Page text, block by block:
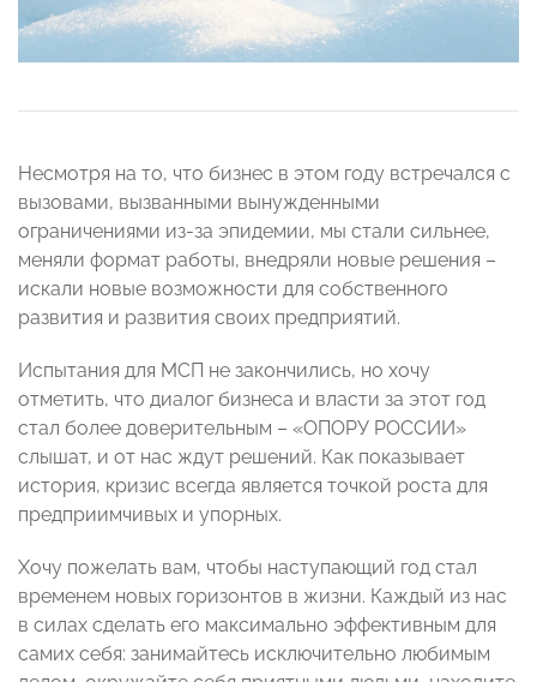
Несмотря на то, что бизнес в этом году встречался с
вызовами, вызванными вынужденными
ограничениями из-за эпидемии, мы стали сильнее,
меняли формат работы, внедряли новые решения –
искали новые возможности для собственного
развития и развития своих предприятий.
Испытания для МСП не закончились, но хочу
отметить, что диалог бизнеса и власти за этот год
стал более доверительным – «ОПОРУ РОССИИ»
слышат, и от нас ждут решений. Как показывает
история, кризис всегда является точкой роста для
предприимчивых и упорных.
Хочу пожелать вам, чтобы наступающий год стал
временем новых горизонтов в жизни. Каждый из нас
в силах сделать его максимально эффективным для
самих себя: занимайтесь исключительно любимым